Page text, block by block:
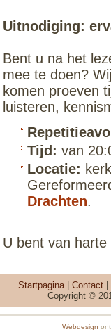
Uitnodiging:
Bent u na het
mee te doen?
komen proeven
luisteren,
Tijd: van
Locatie:
Drachten.
U bent van harte
Startpagina| Contact|
Copyright ©
Webdesign